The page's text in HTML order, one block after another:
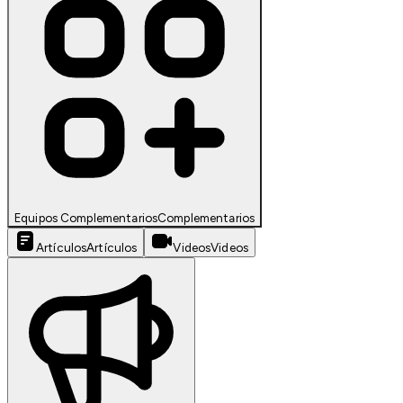
Equipos ComplementariosComplementarios
ArtículosArtículos VideosVideos